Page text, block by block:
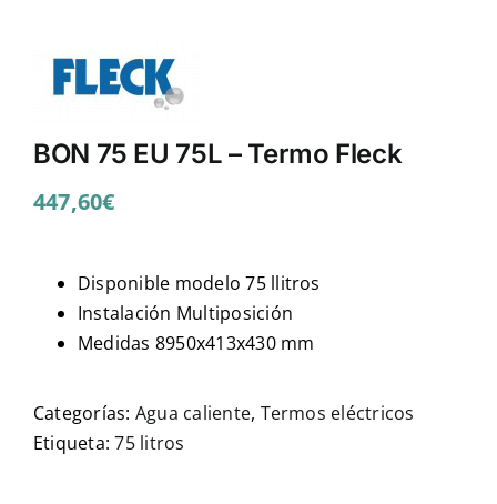
BON 75 EU 75L – Termo Fleck
447,60€
Disponible modelo 75 llitros
Instalación Multiposición
Medidas 8950x413x430 mm
Categorías: Agua caliente, Termos eléctricos
Etiqueta:75 litros